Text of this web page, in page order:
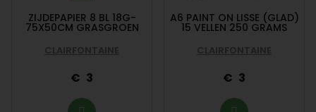
ZIJDEPAPIER 8 BL 18G-
75X50CM GRASGROEN
CLAIRFONTAINE
3
A6 PAINT ON LISSE (GLAD)
15 VELLEN 250 GRAMS
CLAIRFONTAINE
3